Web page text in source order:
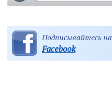
Подписывайтесь на
Facebook